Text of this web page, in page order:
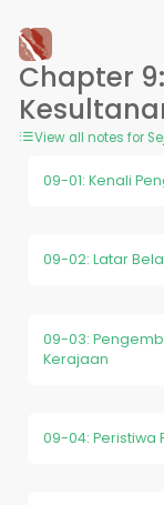
Chapter
View all notes for
09-01: Kenali
09-02: Latar
09-03:
Kerajaan
09-04: Peristiwa